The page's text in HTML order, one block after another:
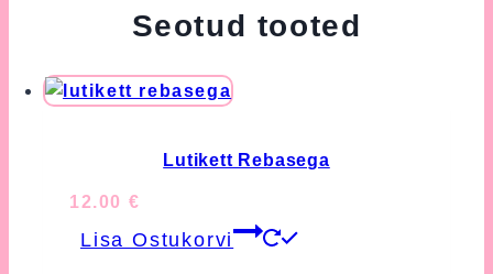
Seotud tooted
Lutikett Rebasega
12.00 €
Lisa Ostukorvi